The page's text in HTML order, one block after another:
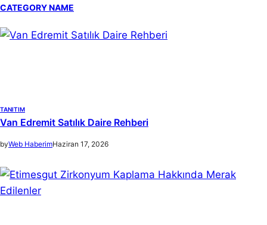
r
c
CATEGORY NAME
TANITIM
Van Edremit Satılık Daire Rehberi
byWeb HaberimHaziran 17, 2026